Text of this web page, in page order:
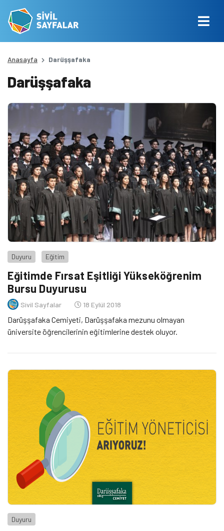
Anasayfa Darüşşafaka
Darüşşafaka
Duyuru Eğitim
Eğitimde Fırsat Eşitliği Yükseköğrenim
Bursu Duyurusu
Sivil Sayfalar 18 Eylül 2018
Darüşşafaka Cemiyeti, Darüşşafaka mezunu olmayan
üniversite öğrencilerinin eğitimlerine destek oluyor.
Duyuru